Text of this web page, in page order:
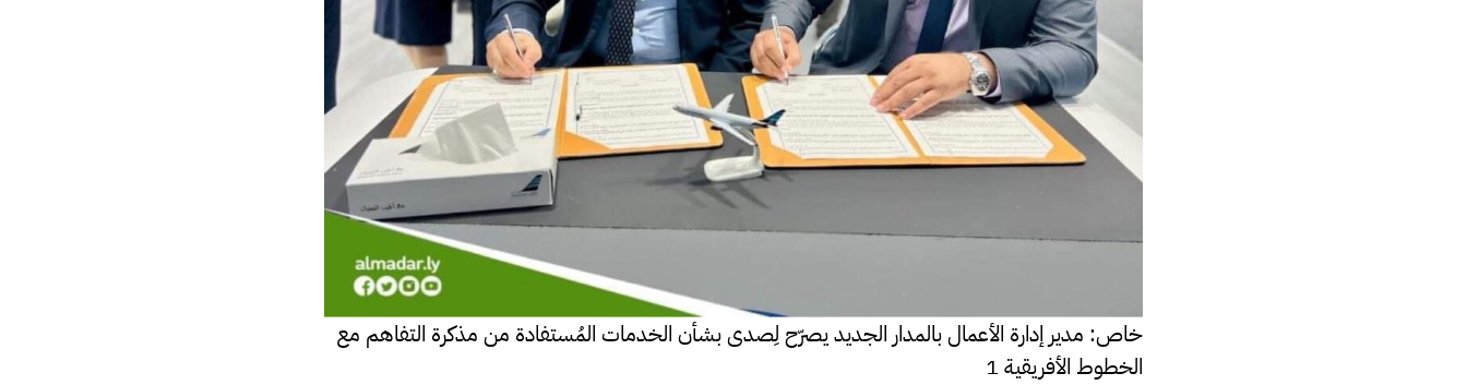
خاص: مدير إدارة الأعمال بالمدار الجديد يصرّح لِصدى بشأن الخدمات المُستفادة من مذكرة التفاهم مع
الخطوط الأفريقية 1